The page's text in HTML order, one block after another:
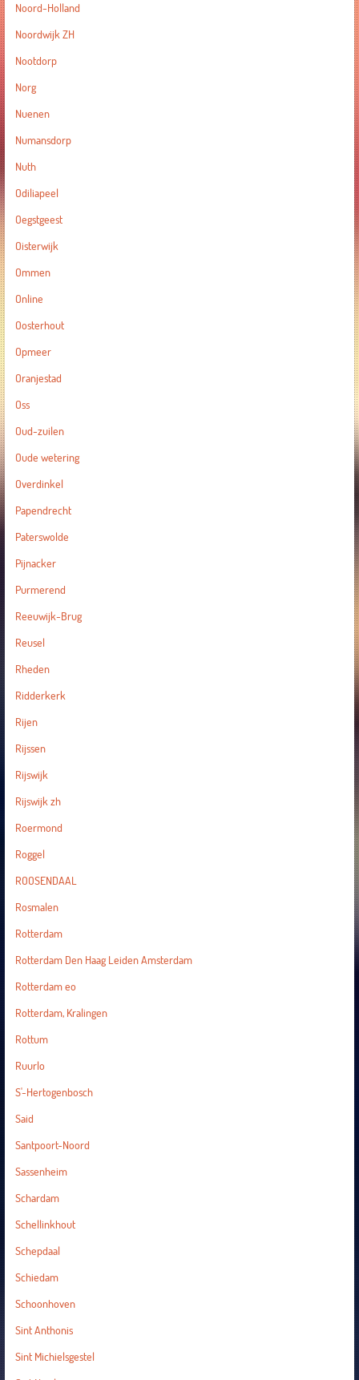
Noord-Holland
Noordwijk ZH
Nootdorp
Norg
Nuenen
Numansdorp
Nuth
Odiliapeel
Oegstgeest
Oisterwijk
Ommen
Online
Oosterhout
Opmeer
Oranjestad
Oss
Oud-zuilen
Oude wetering
Overdinkel
Papendrecht
Paterswolde
Pijnacker
Purmerend
Reeuwijk-Brug
Reusel
Rheden
Ridderkerk
Rijen
Rijssen
Rijswijk
Rijswijk zh
Roermond
Roggel
ROOSENDAAL
Rosmalen
Rotterdam
Rotterdam Den Haag Leiden Amsterdam
Rotterdam eo
Rotterdam, Kralingen
Rottum
Ruurlo
S'-Hertogenbosch
Said
Santpoort-Noord
Sassenheim
Schardam
Schellinkhout
Schepdaal
Schiedam
Schoonhoven
Sint Anthonis
Sint Michielsgestel